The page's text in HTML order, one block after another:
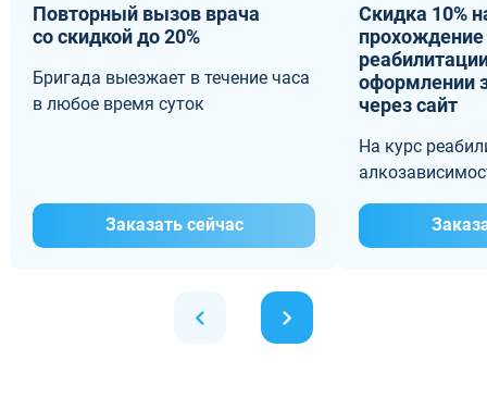
Повторный вызов врача
со скидкой до 20%
Бригада выезжает в течение часа
в любое время суток
Заказать сейчас
Скидка 10%
прохождение
оформлении
через сайт
На курс